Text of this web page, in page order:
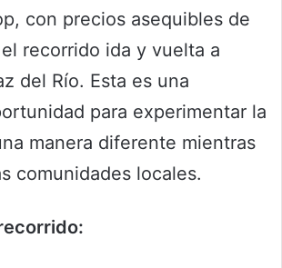
con precios asequibles de
recorrido ida y vuelta a
del Río. Esta es una
para experimentar la
manera diferente mientras
comunidades locales.